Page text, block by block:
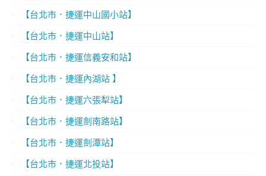
【台北市．捷運中山國小站】
【台北市．捷運中山站】
【台北市．捷運信義安和站】
【台北市．捷運內湖站 】
【台北市．捷運六張犁站】
【台北市．捷運劍南路站】
【台北市．捷運劍潭站】
【台北市．捷運北投站】